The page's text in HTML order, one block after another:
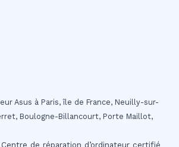
Asus à Paris, île de France, Neuilly-sur-
Boulogne-Billancourt, Porte Maillot,
de réparation d’ordinateur certifié